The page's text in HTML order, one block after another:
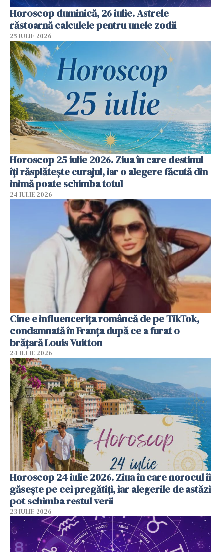
Horoscop duminică, 26 iulie. Astrele
răstoarnă calculele pentru unele zodii
25 IULIE 2026
Horoscop 25 iulie 2026. Ziua în care destinul
îți răsplătește curajul, iar o alegere făcută din
inimă poate schimba totul
24 IULIE 2026
Cine e influencerița româncă de pe TikTok,
condamnată în Franța după ce a furat o
brățară Louis Vuitton
24 IULIE 2026
Horoscop 24 iulie 2026. Ziua în care norocul îi
găsește pe cei pregătiți, iar alegerile de astăzi
pot schimba restul verii
23 IULIE 2026